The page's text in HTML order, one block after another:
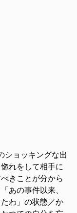
ショッキングな出
れをして相手に
きことが分から
あの事件以来、
わ」の状態／か